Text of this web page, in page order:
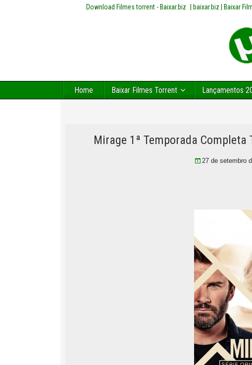
Download Filmes torrent - Baixar.biz | baixar.biz | Baixar
Home Baixar Filmes Torrent Lançamentos
Mirage 1ª Temporada
27 de setembro